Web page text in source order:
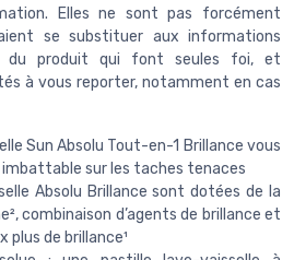
Elles ne sont pas forcément
se substituer aux informations
du produit qui font seules foi, et
à vous reporter, notamment en cas
Sun Absolu Tout-en-1 Brillance vous
sur les taches tenaces
Absolu Brillance sont dotées de la
combinaison d’agents de brillance et
de brillance¹